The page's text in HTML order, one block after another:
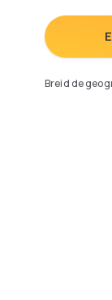
Breid de